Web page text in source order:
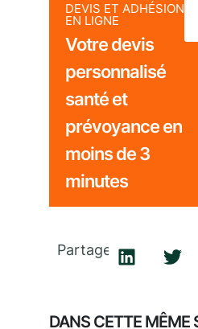
DEVIS ET ADHÉSION
EN LIGNE
Votre devis
personnalisé
santé et
prévoyance en
moins de 3
minutes
Partager
DANS CETTE MÊME